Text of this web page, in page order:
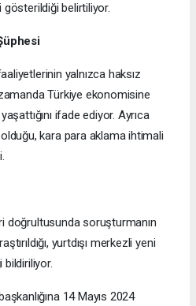
gösterildiği belirtiliyor.
yalnızca haksız
zamanda Türkiye ekonomisine
ifade ediyor. Ayrıca
kara para aklama ihtimali
doğrultusunda soruşturmanın
yurtdışı merkezli yeni
bildiriliyor.
14 Mayıs 2024